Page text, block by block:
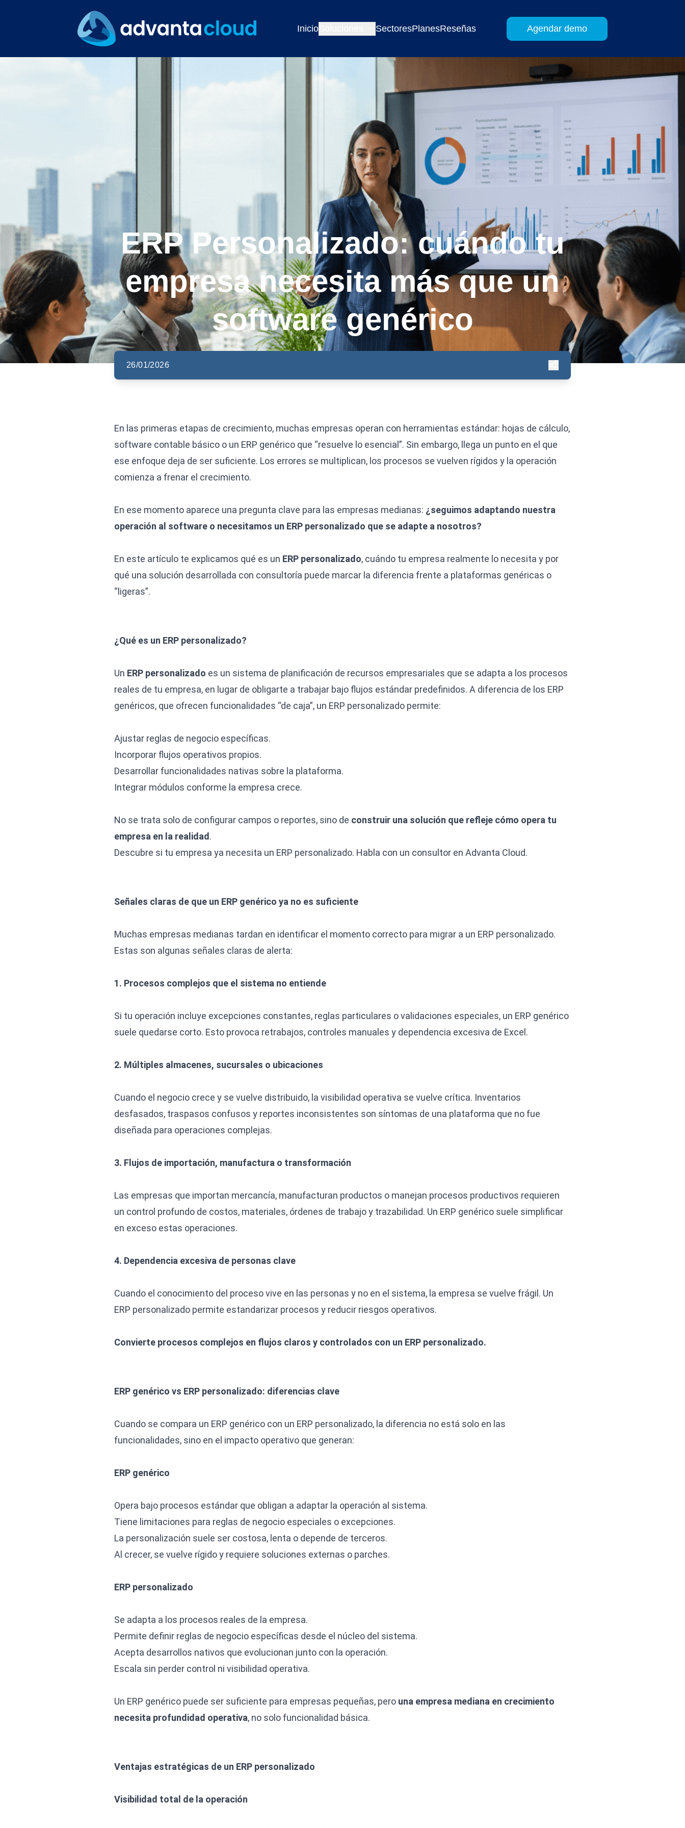
Agendar demo
Inicio SectoresPlanesReseñas
ERP Personalizado: cuándo tu
empresa necesita más que un
software genérico
26/01/2026
En las primeras etapas de crecimiento, muchas empresas operan con herramientas estándar: hojas de cálculo,
software contable básico o un ERP genérico que “resuelve lo esencial”. Sin embargo, llega un punto en el que
ese enfoque deja de ser suficiente. Los errores se multiplican, los procesos se vuelven rígidos y la operación
comienza a frenar el crecimiento.
En ese momento aparece una pregunta clave para las empresas medianas: ¿seguimos adaptando nuestra
operación al software o necesitamos un ERP personalizado que se adapte a nosotros?
En este artículo te explicamos qué es un ERP personalizado, cuándo tu empresa realmente lo necesita y por
qué una solución desarrollada con consultoría puede marcar la diferencia frente a plataformas genéricas o
“ligeras”.
¿Qué es un ERP personalizado?
Un ERP personalizado es un sistema de planificación de recursos empresariales que se adapta a los procesos
reales de tu empresa, en lugar de obligarte a trabajar bajo flujos estándar predefinidos. A diferencia de los ERP
genéricos, que ofrecen funcionalidades “de caja”, un ERP personalizado permite:
Ajustar reglas de negocio específicas.
Incorporar flujos operativos propios.
Desarrollar funcionalidades nativas sobre la plataforma.
Integrar módulos conforme la empresa crece.
No se trata solo de configurar campos o reportes, sino de construir una solución que refleje cómo opera tu
empresa en la realidad .
Descubre si tu empresa ya necesita un ERP personalizado. Habla con un consultor en Advanta Cloud.
Señales claras de que un ERP genérico ya no es suficiente
Muchas empresas medianas tardan en identificar el momento correcto para migrar a un ERP personalizado.
Estas son algunas señales claras de alerta:
1. Procesos complejos que el sistema no entiende
Si tu operación incluye excepciones constantes, reglas particulares o validaciones especiales, un ERP genérico
suele quedarse corto. Esto provoca retrabajos, controles manuales y dependencia excesiva de Excel.
2. Múltiples almacenes, sucursales o ubicaciones
Cuando el negocio crece y se vuelve distribuido, la visibilidad operativa se vuelve crítica. Inventarios
desfasados, traspasos confusos y reportes inconsistentes son síntomas de una plataforma que no fue
diseñada para operaciones complejas.
3. Flujos de importación, manufactura o transformación
Las empresas que importan mercancía, manufacturan productos o manejan procesos productivos requieren
un control profundo de costos, materiales, órdenes de trabajo y trazabilidad. Un ERP genérico suele simplificar
en exceso estas operaciones.
4. Dependencia excesiva de personas clave
Cuando el conocimiento del proceso vive en las personas y no en el sistema, la empresa se vuelve frágil. Un
ERP personalizado permite estandarizar procesos y reducir riesgos operativos.
Convierte procesos complejos en flujos claros y controlados con un ERP personalizado.
ERP genérico vs ERP personalizado: diferencias clave
Cuando se compara un ERP genérico con un ERP personalizado, la diferencia no está solo en las
funcionalidades, sino en el impacto operativo que generan:
ERP genérico
Opera bajo procesos estándar que obligan a adaptar la operación al sistema.
Tiene limitaciones para reglas de negocio especiales o excepciones.
La personalización suele ser costosa, lenta o depende de terceros.
Al crecer, se vuelve rígido y requiere soluciones externas o parches.
ERP personalizado
Se adapta a los procesos reales de la empresa.
Permite definir reglas de negocio específicas desde el núcleo del sistema.
Acepta desarrollos nativos que evolucionan junto con la operación.
Escala sin perder control ni visibilidad operativa.
Un ERP genérico puede ser suficiente para empresas pequeñas, pero una empresa mediana en crecimiento
necesita profundidad operativa, no solo funcionalidad básica.
Ventajas estratégicas de un ERP personalizado
Visibilidad total de la operación